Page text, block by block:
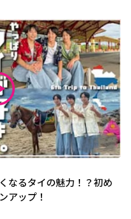
なるタイの魅力！？初め
アップ！